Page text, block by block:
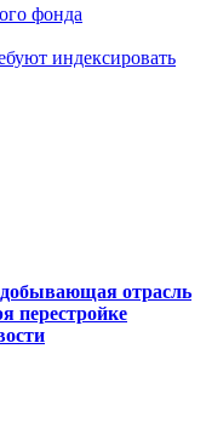
фонда
индексировать
отрасль
перестройке